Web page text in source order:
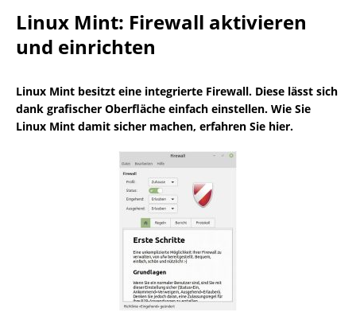
Linux Mint: Firewall aktivieren
und einrichten
Linux Mint besitzt eine integrierte Firewall. Diese lässt sich
dank grafischer Oberfläche einfach einstellen. Wie Sie
Linux Mint damit sicher machen, erfahren Sie hier.